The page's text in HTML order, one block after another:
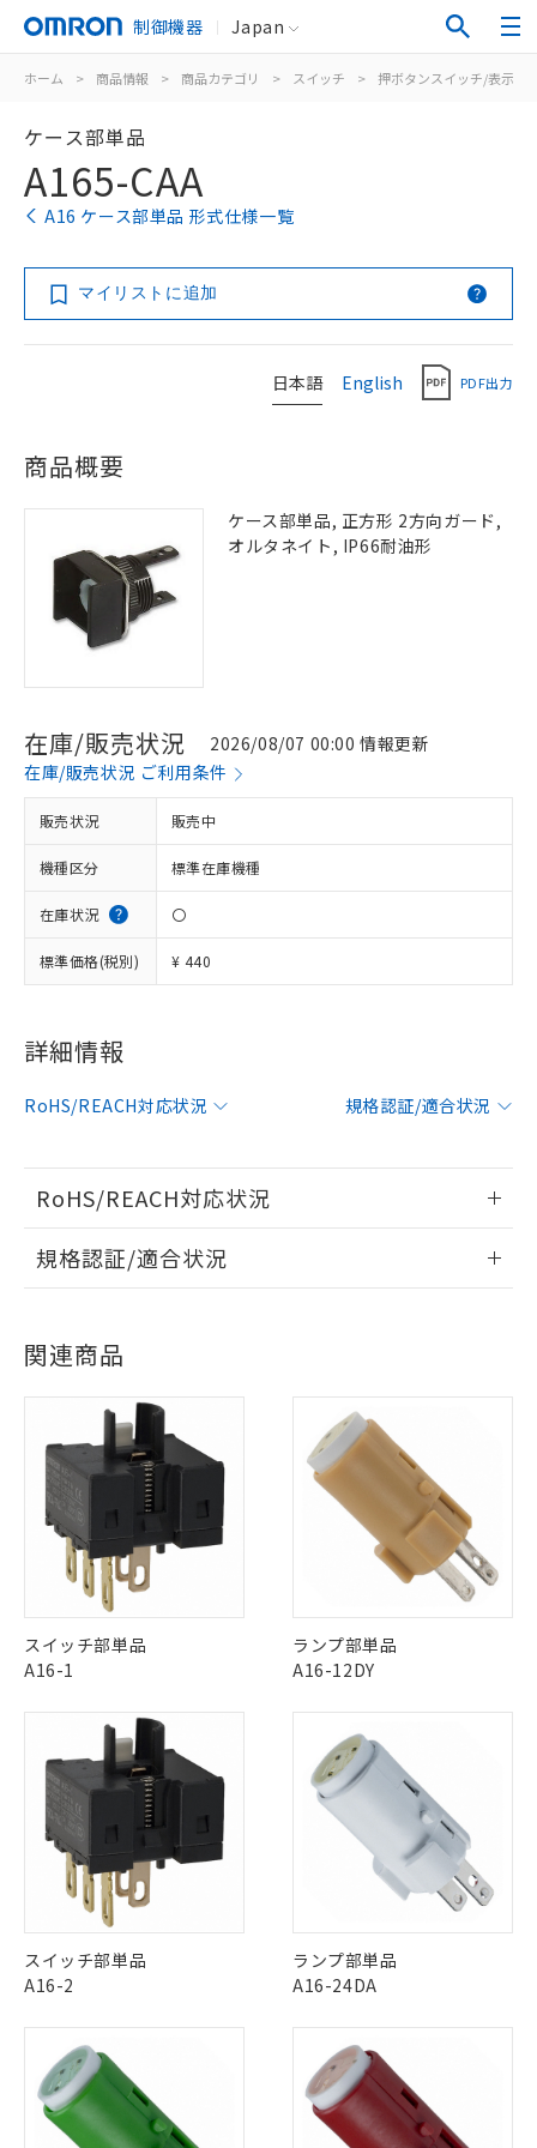
制御機器 Japan
ホーム > 商品情報 > 商品カテゴリ > スイッチ > 押ボタンスイッチ/表示灯
ケース部単品
A165-CAA
A16 ケース部単品 形式仕様一覧
マイリストに追加
日本語 English PDF出力
商品概要
ケース部単品, 正方形 2方向ガード,
オルタネイト, IP66耐油形
在庫/販売状況
2026/08/07 00:00 情報更新
在庫/販売状況 ご利用条件
販売状況 販売中
機種区分 標準在庫機種
在庫状況 〇
標準価格(税別) ¥ 440
詳細情報
RoHS/REACH対応状況 規格認証/適合状況
RoHS/REACH対応状況
EU RoHS 注意事項・凡例
対応状況 ※1
対応済み
中国 RoHS 注意事項・凡例
中国 RoHS表※1 ※2
"対応済み"や非含有の記載がされた商品であっても、流通
在庫等で未対応品が混在する可能性があります。
非含有品が必要な際は、弊社営業部門もしくは販売店へお
問い合わせください。
規格認証/適合状況
No
LR型式承認
（イギリス
船舶規格）
DNV型式承認
（ノルウェー
船舶規格）
BV型式承認
（フランス
船舶規格）
No No
その他の認証はこちらのページからご検索ください
関連商品
スイッチ部単品
A16-1
ランプ部単品
A16-12DY
スイッチ部単品
A16-2
ランプ部単品
A16-24DA
ご利用条件
※1 対応状況
非含有に対応した製品が提供可能な商品で
す。
対応予定：EU RoHS指令（10物質）の非含
有に対応した製品に切り替える予定のある
商品です。